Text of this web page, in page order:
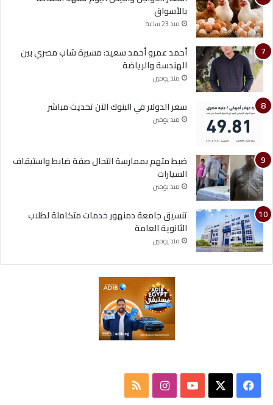
بالأسواق
منذ 23 ساعة
أحمد عمرو أحمد سعيد: مسيرة شاب مصري بين
الهندسة والرياضة
منذ يومين
سعر الدولار في البنوك الآن تحديث مباشر
منذ يومين
ضبط متهم بممارسة انتحال صفة ضابط واستيقاف
السيارات
منذ يومين
تنسيق جامعة دمنهور خدمات متكاملة لطلاب
الثانوية العامة
منذ يومين